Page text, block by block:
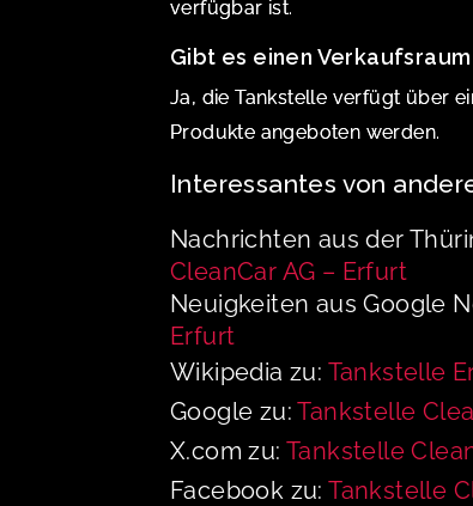
verfügbar ist.
Gibt es einen
Ja, die Tankstelle verfügt über
Produkte angeboten werden.
Interessantes von
Nachrichten aus der
CleanCar AG – Erfurt
Neuigkeiten aus Google
Erfurt
Wikipedia zu: Tankstelle
Google zu:Tankstelle
X.com zu:Tankstelle
Facebook zu:Tankstelle